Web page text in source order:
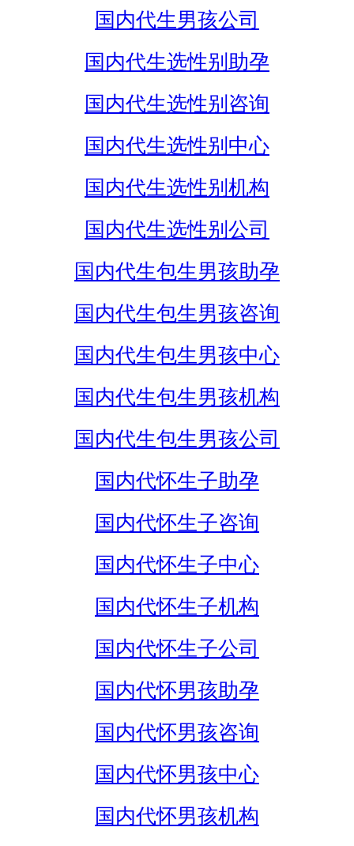
国内代生男孩公司
国内代生选性别助孕
国内代生选性别咨询
国内代生选性别中心
国内代生选性别机构
国内代生选性别公司
国内代生包生男孩助孕
国内代生包生男孩咨询
国内代生包生男孩中心
国内代生包生男孩机构
国内代生包生男孩公司
国内代怀生子助孕
国内代怀生子咨询
国内代怀生子中心
国内代怀生子机构
国内代怀生子公司
国内代怀男孩助孕
国内代怀男孩咨询
国内代怀男孩中心
国内代怀男孩机构